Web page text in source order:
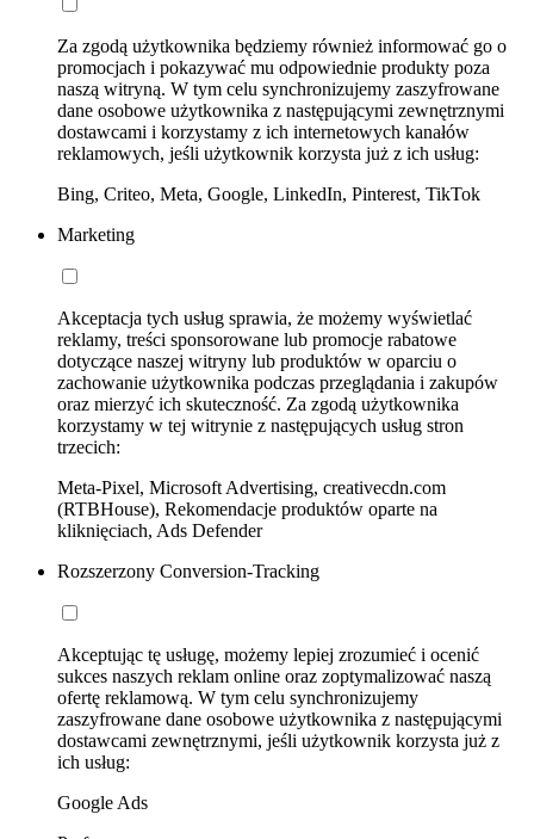
Za zgodą użytkownika będziemy również informować go o
promocjach i pokazywać mu odpowiednie produkty poza
naszą witryną. W tym celu synchronizujemy zaszyfrowane
dane osobowe użytkownika z następującymi zewnętrznymi
dostawcami i korzystamy z ich internetowych kanałów
reklamowych, jeśli użytkownik korzysta już z ich usług:
Bing, Criteo, Meta, Google, LinkedIn, Pinterest, TikTok
Marketing
Akceptacja tych usług sprawia, że możemy wyświetlać
reklamy, treści sponsorowane lub promocje rabatowe
dotyczące naszej witryny lub produktów w oparciu o
zachowanie użytkownika podczas przeglądania i zakupów
oraz mierzyć ich skuteczność. Za zgodą użytkownika
korzystamy w tej witrynie z następujących usług stron
trzecich:
Meta-Pixel, Microsoft Advertising, creativecdn.com
(RTBHouse), Rekomendacje produktów oparte na
kliknięciach, Ads Defender
Rozszerzony Conversion-Tracking
Akceptując tę usługę, możemy lepiej zrozumieć i ocenić
sukces naszych reklam online oraz zoptymalizować naszą
ofertę reklamową. W tym celu synchronizujemy
zaszyfrowane dane osobowe użytkownika z następującymi
dostawcami zewnętrznymi, jeśli użytkownik korzysta już z
ich usług:
Google Ads